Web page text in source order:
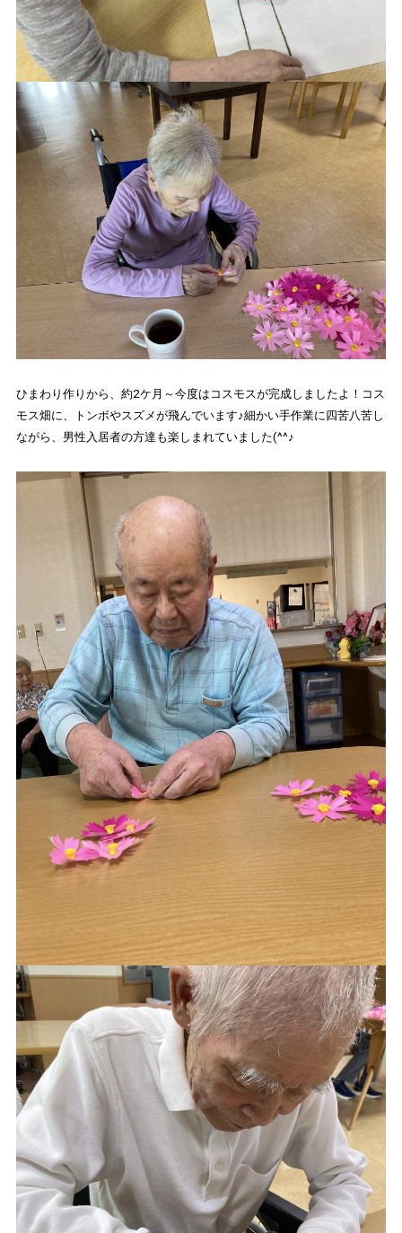
ひまわり作りから、約2ケ月～今度はコスモスが完成しましたよ！コス
モス畑に、トンボやスズメが飛んでいます♪細かい手作業に四苦八苦し
ながら、男性入居者の方達も楽しまれていました(^^♪